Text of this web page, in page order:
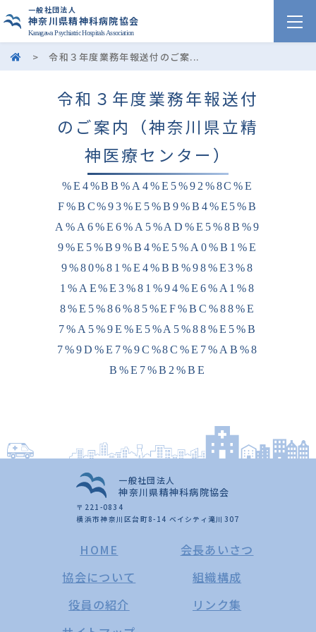
一般社団法人
神奈川県精神科病院協会
Kanagawa Psychiatric Hospitals Association
>令和３年度業務年報送付のご案...
令和３年度業務年報送付
のご案内（神奈川県立精
神医療センター）
%E4%BB%A4%E5%92%8C%E
F%BC%93%E5%B9%B4%E5%B
A%A6%E6%A5%AD%E5%8B%9
9%E5%B9%B4%E5%A0%B1%E
9%80%81%E4%BB%98%E3%8
1%AE%E3%81%94%E6%A1%8
8%E5%86%85%EF%BC%88%E
7%A5%9E%E5%A5%88%E5%B
7%9D%E7%9C%8C%E7%AB%8
B%E7%B2%BE
一般社団法人
神奈川県精神科病院協会
〒221-0834
横浜市神奈川区台町8-14 ベイシティ滝川307
HOME
会長あいさつ
協会について
組織構成
役員の紹介
リンク集